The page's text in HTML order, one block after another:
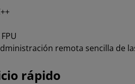
remota sencilla de
rápido